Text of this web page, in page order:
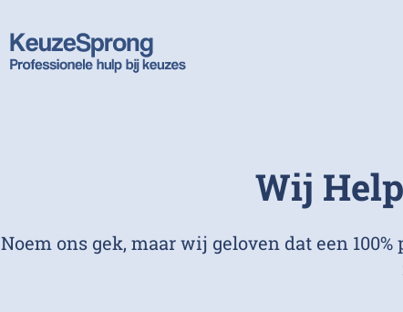
Wij
Noem ons gek, maar wij geloven dat een